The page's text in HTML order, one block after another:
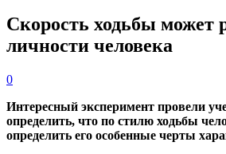
Скорость ходьбы может
личности человека
0
Интересный эксперимент провели
определить, что по стилю ходьбы
определить его особенные черты